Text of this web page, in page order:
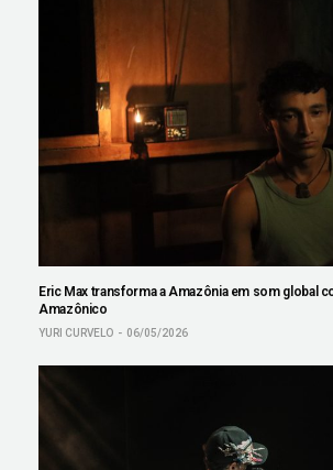
Eric Max transforma a Amazônia em som global
Amazônico
YURI CURVELO 06/05/2026